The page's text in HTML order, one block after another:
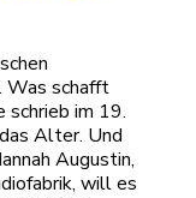
Was schafft
schrieb im 19.
Alter. Und
Augustin,
will es